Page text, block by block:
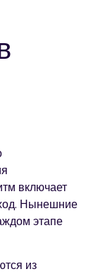
включает
Нынешние
этапе
из